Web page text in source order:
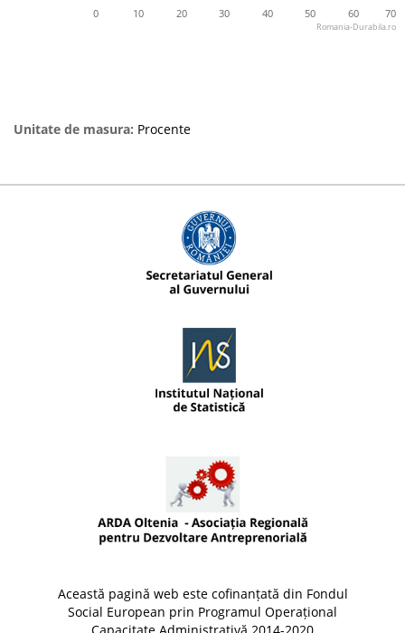
0 10 20 30 40 50 60 70
Romania-Durabila.ro
Unitate de masura: Procente
Această pagină web este cofinanțată din Fondul
Social European prin Programul Operațional